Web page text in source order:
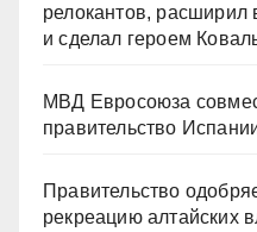
релокантов, расширил
и сделал героем
МВД Евросоюза
правительство
Правительство
рекреацию алтайских